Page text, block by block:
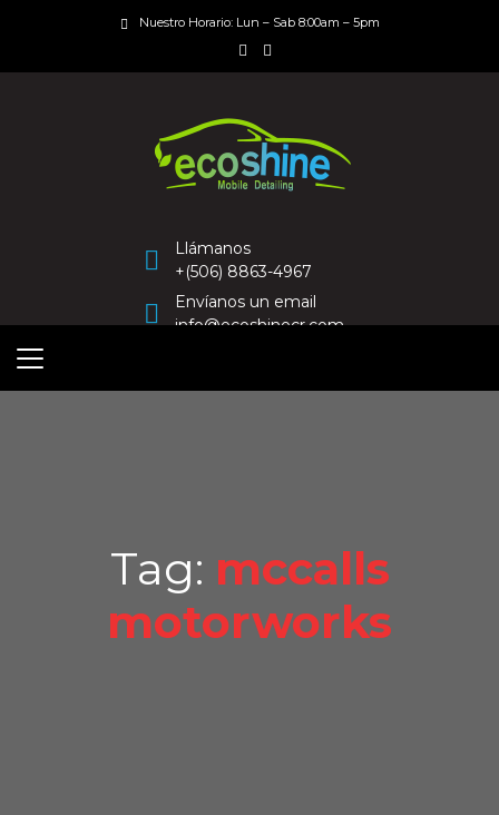
Nuestro Horario: Lun – Sab 8:00am – 5pm
Llámanos
+(506) 8863-4967
Envíanos un email
info@ecoshinecr.com
Tag: mccalls
motorworks